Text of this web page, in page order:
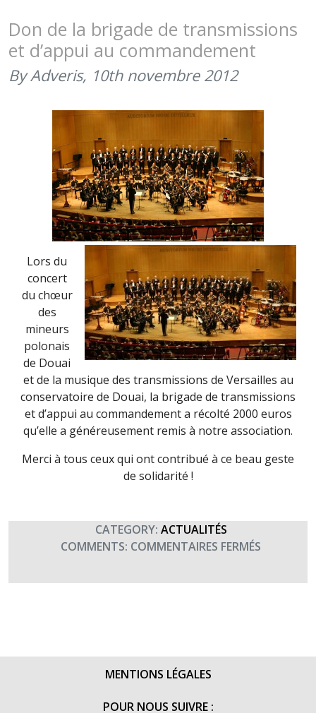
TERRE
Don de la brigade de transmissions
et d’appui au commandement
By Adveris, 10th novembre 2012
Lors du
concert
du chœur
des
mineurs
polonais
de Douai
et de la musique des transmissions de Versailles au
conservatoire de Douai, la brigade de transmissions
et d’appui au commandement a récolté 2000 euros
qu’elle a généreusement remis à notre association.
Merci à tous ceux qui ont contribué à ce beau geste
de solidarité !
CATEGORY: ACTUALITÉS
COMMENTS: COMMENTAIRES FERMÉS
DE
MENTIONS LÉGALES
POUR NOUS SUIVRE :